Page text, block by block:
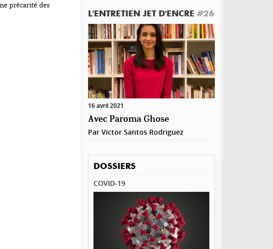
précarité des
L'ENTRETIEN JET D'ENCRE #26
16 avril 2021
Avec Paroma Ghose
Par Victor Santos Rodriguez
DOSSIERS
COVID-19